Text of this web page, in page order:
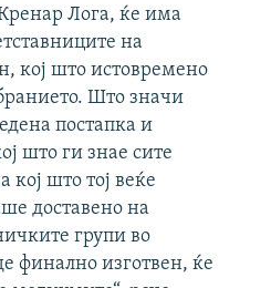
Лога, ќе има
на
кој што истовремено
Што значи
постапка и
што ги знае сите
кој што тој веќе
доставено на
групи во
финално изготвен, ќе